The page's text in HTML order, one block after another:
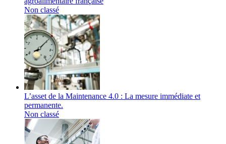
Non classé
L’asset de la Maintenance 4.0 : La mesure immédiate et
permanente.
Non classé